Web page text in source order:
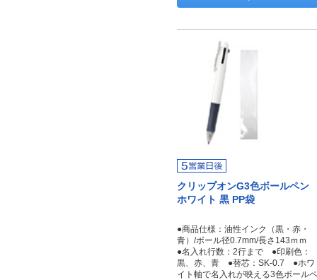
クリップオンG3色ボールペン
ホワイト 黒 PP袋
●商品仕様：油性インク（黒・赤・
青）/ボール径0.7mm/長さ143ｍｍ
●名入れ行数：2行まで ●印刷色：
黒、赤、青 ●替芯：SK-0.7 ●ホワ
イト軸で名入れが映える3色ボールペ